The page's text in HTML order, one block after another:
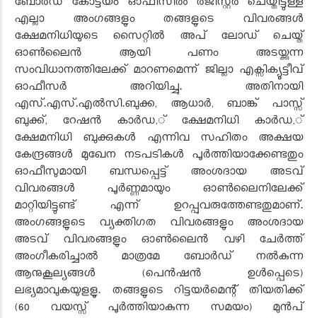
ബോർഡ് കോട്ടയം ഓഫീസിൽ രജിസ്റ്റർ ചെയ്തിട്ടുള്ള
എല്ലാ അംഗങ്ങളും തങ്ങളുടെ വിവരങ്ങൾ
ക്ഷേമനിധിയുടെ സൈറ്റിൽ അപ് ലോഡ് ചെയ്ത്
ഓൺലൈൻ ആയി പണം അടയ്ക്കുന്ന
സംവിധാനത്തിലേക്ക് മാറണമെന്ന് ജില്ലാ എക്സിക്യൂട്ടീവ്
ഓഫീസർ അറിയിച്ചു. അതിനായി
എസ്.എസ്.എൽസി.ബുക്ക, ആധാർ, ബാങ്ക് പാസ്സ്
ബുക്ക്, റേഷൻ കാർഡ,് ക്ഷേമനിധി കാർഡ,്
ക്ഷേമനിധി ബുക്കുകൾ എന്നിവ സഹിതം അക്ഷയ
കേന്ദ്രങ്ങൾ മുഖേന നടപടികൾ പൂർത്തിയാക്കേണ്ടതും
ഓഫീസുമായി ബന്ധപ്പെട്ട് അംശദായ അടവ്
വിവരങ്ങൾ പൂർണ്ണമായും ഓൺലൈനിലേക്ക്
മാറ്റിയിട്ടുണ്ട് എന്ന് ഉറപ്പുവരുത്തേണ്ടതുമാണ്.
അംഗങ്ങളുടെ വ്യക്തിഗത വിവരങ്ങളും അംശദായ
അടവ് വിവരങ്ങളും ഓൺലൈൻ വഴി ചേർത്ത്
അംഗീകരിച്ചാൽ മാത്രമേ ബോർഡ് നൽകുന്ന
ആനുകൂല്യങ്ങൾ (പെൻഷൻ ഉൾപ്പെടെ)
ലഭ്യമാവുകയുളളൂ. തങ്ങളുടെ റിട്ടയർമെന്റ് തിയതിക്ക്
(60 വയസ്സ് പൂർത്തിയാകുന്ന സമയം) മുൻപ്